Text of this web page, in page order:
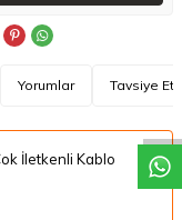
W
h
a
t
a
p
p
D
e
s
t
e
H
a
t
t
Yorumlar Tavsiye Et
İletkenli Kablo